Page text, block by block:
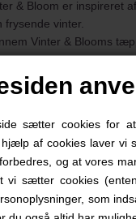
sætter cookies for
hjælp af cookies laver vi
og at vores
vi sætter cookies
som
& Bloom er inspireret
frysende vinter.
Vinter & Blooms
har hos babysutten.dk
ene er Classic Dots som
er på den ene side
er 100 x 80 cm